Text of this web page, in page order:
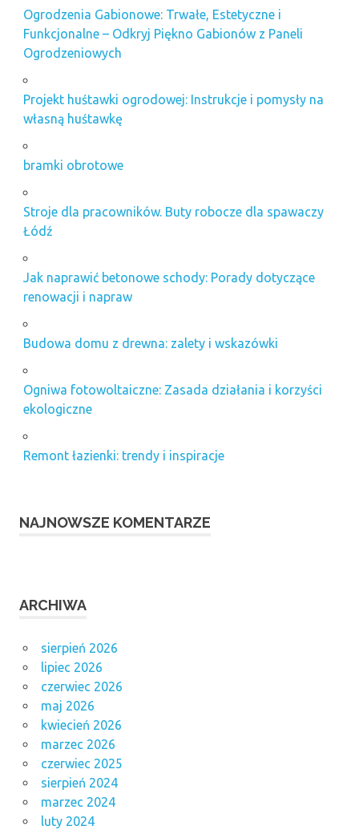
Ogrodzenia Gabionowe: Trwałe, Estetyczne i
Funkcjonalne – Odkryj Piękno Gabionów z Paneli
Ogrodzeniowych
Projekt huśtawki ogrodowej: Instrukcje i pomysły na
własną huśtawkę
bramki obrotowe
Stroje dla pracowników. Buty robocze dla spawaczy
Łódź
Jak naprawić betonowe schody: Porady dotyczące
renowacji i napraw
Budowa domu z drewna: zalety i wskazówki
Ogniwa fotowoltaiczne: Zasada działania i korzyści
ekologiczne
Remont łazienki: trendy i inspiracje
NAJNOWSZE KOMENTARZE
ARCHIWA
sierpień 2026
lipiec 2026
czerwiec 2026
maj 2026
kwiecień 2026
marzec 2026
czerwiec 2025
sierpień 2024
marzec 2024
luty 2024